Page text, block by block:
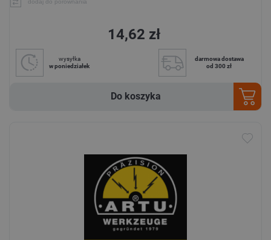
14,62 zł
wysyłka
w poniedziałek
darmowa dostawa
od 300 zł
Do koszyka